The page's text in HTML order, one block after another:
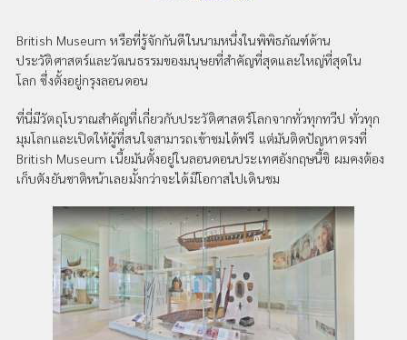
British Museum หรือที่รู้จักกันดีในนามหนึ่งในพิพิธภัณฑ์ด้าน
ประวัติศาสตร์และวัฒนธรรมของมนุษยที่สำคัญที่สุดและใหญ่ที่สุดใน
โลก ซึ่งตั้งอยู่กรุงลอนดอน
ที่นี่มีวัตถุโบราณสำคัญที่เกี่ยวกับประวัติศาสตร์โลกจากทั่วทุกทวีป ทั่วทุก
มุมโลกและเปิดให้ผู้ที่สนใจสามารถเข้าชมได้ฟรี แต่มันติดปัญหาตรงที่
British Museum เนี้ยมันตั้งอยู่ในลอนดอนประเทศอังกฤษนี้ซิ ผมคงต้อง
เก็บตังยันชาติหน้าเลยมั้งกว่าจะได้มีโอกาสไปเดินชม